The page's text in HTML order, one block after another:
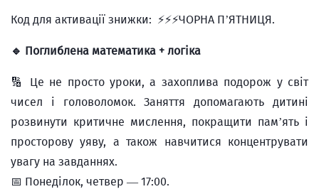
Код для активації знижки: ⚡️⚡️⚡️ЧОРНА П’ЯТНИЦЯ.
🔹 Поглиблена математика + логіка
🔢 Це не просто уроки, а захоплива подорож у світ
чисел і головоломок. Заняття допомагають дитині
розвинути критичне мислення, покращити пам’ять і
просторову уяву, а також навчитися концентрувати
увагу на завданнях.
📅 Понеділок, четвер — 17:00.